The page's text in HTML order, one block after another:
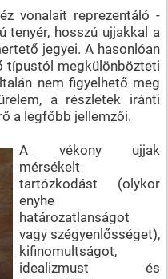
vonalait reprezentáló -
tenyér, hosszú ujjakkal a
jegyei. A hasonlóan
típustól megkülönbözteti
nem figyelhető meg
a részletek iránti
a legfőbb jellemzői.
A vékony ujjak
mérsékelt
tartózkodást (olykor
enyhe
határozatlanságot
vagy szégyenlősséget),
kifinomultságot,
idealizmust és